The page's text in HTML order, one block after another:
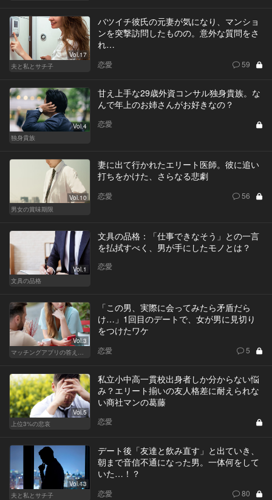
Vol.17
夫と私とサチ子
バツイチ彼氏の元妻が気になり、マンショ
ンを突撃訪問したものの。意外な質問をさ
れ…
恋愛 59
Vol.4
独身貴族
甘え上手な29歳外資コンサル独身貴族。な
んで年上のお姉さんがお好きなの？
恋愛
Vol.10
男女の賞味期限
妻に出て行かれたエリート医師。彼に追い
打ちをかけた、さらなる悲劇
恋愛 56
Vol.1
文具の品格
文具の品格：「仕事できなそう」との一言
を払拭すべく、男が手にしたモノとは？
恋愛
Vol.3
「この男、実際に会ってみたら矛盾だら
け…」1回目のデートで、女が男に見切り
をつけたワケ
恋愛 5
Vol.5
上位3%の悲哀
私立小中高一貫校出身者しか分からない悩
み？エリート揃いの友人格差に耐えられな
い商社マンの葛藤
恋愛
Vol.13
夫と私とサチ子
デート後「友達と飲み直す」と出ていき、
朝まで音信不通になった男。一体何をして
いた…！？
恋愛 80